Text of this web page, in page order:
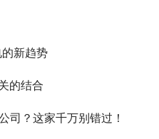
新趋势
的结合
司？这家千万别错过！